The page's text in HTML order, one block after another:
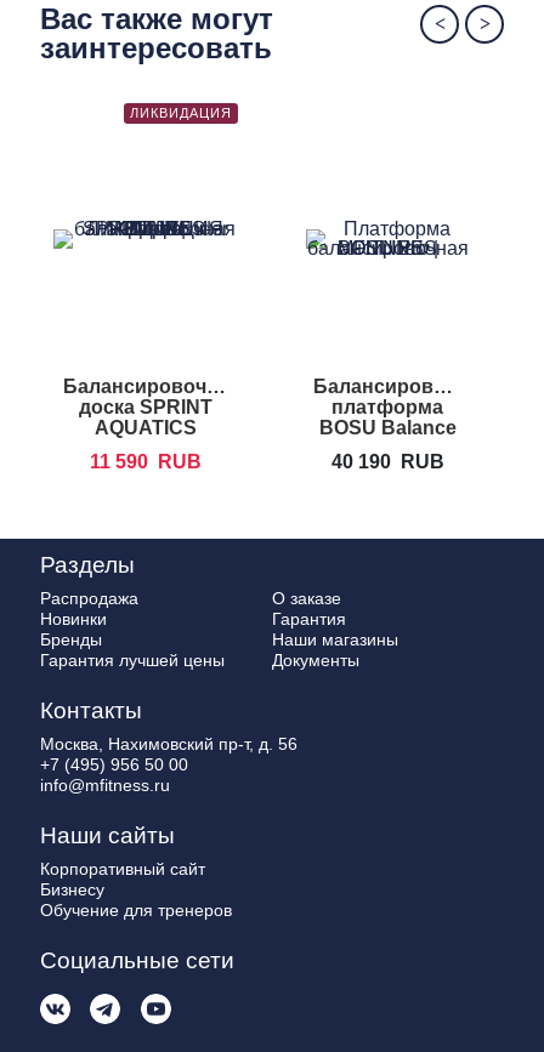
Вас также могут
заинтересовать
ЛИКВИДАЦИЯ
Балансировочная
доска SPRINT
AQUATICS
11 590 RUB
Балансировочная
платформа
BOSU Balance
40 190 RUB
Разделы
Распродажа
Новинки
Бренды
Гарантия лучшей цены
О заказе
Гарантия
Наши магазины
Документы
Контакты
Москва, Нахимовский пр-т, д. 56
+7 (495) 956 50 00
info@mfitness.ru
Наши сайты
Корпоративный сайт
Бизнесу
Обучение для тренеров
Социальные сети